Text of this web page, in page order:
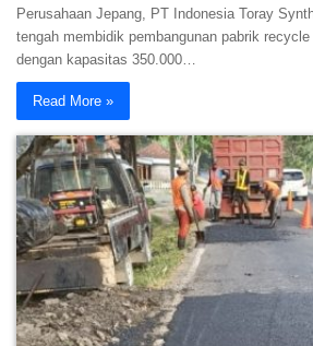
Perusahaan Jepang, PT Indonesia Toray
tengah membidik pembangunan pabrik
dengan kapasitas 350.000…
Read More »